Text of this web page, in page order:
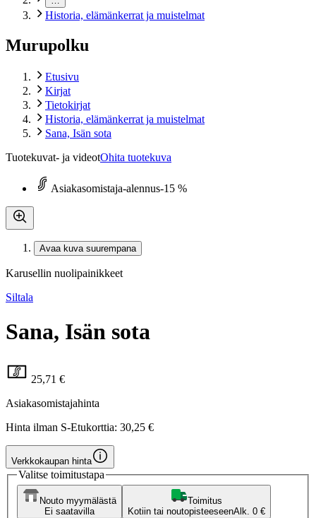
Historia, elämänkerrat ja muistelmat
Murupolku
Etusivu
Kirjat
Tietokirjat
Historia, elämänkerrat ja muistelmat
Sana, Isän sota
Tuotekuvat- ja videotOhita tuotekuva
Asiakasomistaja-alennus-15 %
Avaa kuva suurempana
Karusellin nuolipainikkeet
Siltala
Sana, Isän sota
25,71 €
Asiakasomistajahinta
Hinta ilman S-Etukorttia: 30,25 €
Verkkokaupan hinta
Valitse toimitustapa
Nouto myymälästä
Ei saatavilla
Toimitus
Kotiin tai noutopisteeseenAlk. 0 €